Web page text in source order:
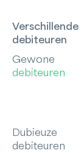
Verschillende
debiteuren
Gewone
debiteuren
Dubieuze
debiteuren